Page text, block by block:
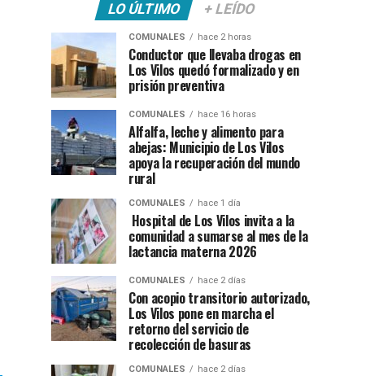
LO ÚLTIMO + LEÍDO
COMUNALES hace 2 horas
Conductor que llevaba drogas en
Los Vilos quedó formalizado y en
prisión preventiva
COMUNALES hace 16 horas
Alfalfa, leche y alimento para
abejas: Municipio de Los Vilos
apoya la recuperación del mundo
rural
COMUNALES hace 1 día
Hospital de Los Vilos invita a la
comunidad a sumarse al mes de la
lactancia materna 2026
COMUNALES hace 2 días
Con acopio transitorio autorizado,
Los Vilos pone en marcha el
retorno del servicio de
recolección de basuras
COMUNALES hace 2 días